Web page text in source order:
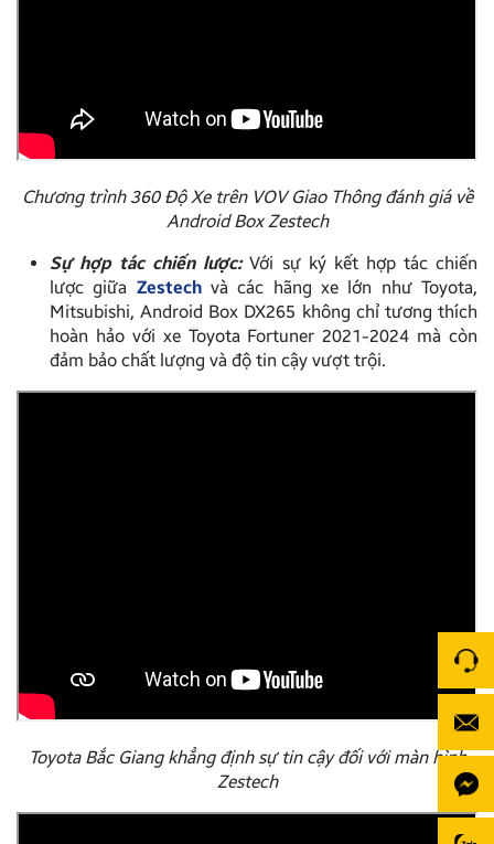
Chương trình 360 Độ Xe trên VOV Giao Thông đánh giá về
Android Box Zestech
Sự hợp tác chiến lược:Với sự ký kết hợp tác chiến
lược giữa Zestechvà các hãng xe lớn như Toyota,
Mitsubishi, Android Box DX265 không chỉ tương thích
hoàn hảo với xe Toyota Fortuner 2021-2024 mà còn
đảm bảo chất lượng và độ tin cậy vượt trội.
Toyota Bắc Giang khẳng định sự tin cậy đối với màn hình
Zestech